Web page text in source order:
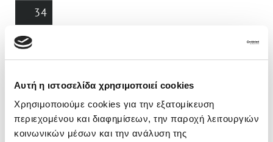
Αυτή η ιστοσελίδα χρησιμοποιεί cookies
Χρησιμοποιούμε cookies για την εξατομίκευση
περιεχομένου και διαφημίσεων, την παροχή λειτουργιών
κοινωνικών μέσων και την ανάλυση της
34
€28.000
Mercedes-Benz GLB
Mercedes-Benz GLB 200 2021 7G-DCT 1.3lt 163hp
2021 182.515 km
Petrol Automatic